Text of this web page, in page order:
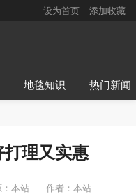
设为首页 添加收藏
地毯知识 热门新闻
理又实惠
本站 作者：本站